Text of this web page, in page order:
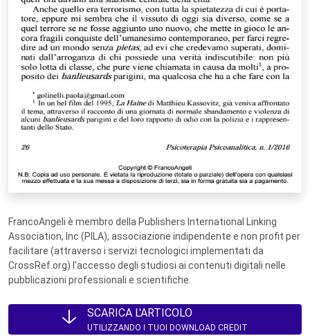
FrancoAngeli è membro della Publishers International Linking
Association, Inc (PILA), associazione indipendente e non profit per
facilitare (attraverso i servizi tecnologici implementati da
CrossRef.org) l’accesso degli studiosi ai contenuti digitali nelle
pubblicazioni professionali e scientifiche.
SCARICA L'ARTICOLO
UTILIZZANDO I TUOI DOWNLOAD CREDIT